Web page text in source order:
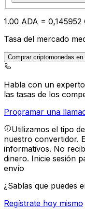
1.00 ADA = 0,145952
Tasa del mercado
Comprar criptomonedas en
Habla con un
las tasas de los
Programar una
Utilizamos el tipo
nuestro convertidor.
informativos. No
dinero. Inicie sesión
envío
¿Sabías que puedes
Regístrate hoy mismo